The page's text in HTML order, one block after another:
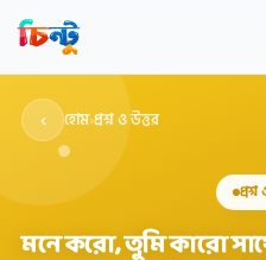
‹ হোম›প্রশ্ন ও উত্তর
মনে করো, তুমি কারো